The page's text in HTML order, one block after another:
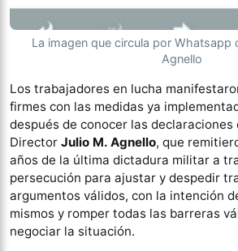
La imagen que circula por Whatsapp
Agnello
Los trabajadores en lucha
firmes con las medidas ya
después de conocer las declaraciones
Director Julio M. Agnello, que
años de la última dictadura militar a
persecución para ajustar y despedir
argumentos válidos, con la intención
mismos y romper todas las barreras
negociar la situación.